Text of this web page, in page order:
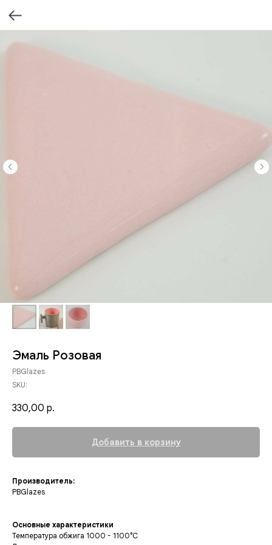
Эмаль Розовая
PBGlazes
SKU:
330,00 р.
Добавить в корзину
Производитель:
PBGlazes
Основные характеристики
Температура обжига 1000 - 1100°C